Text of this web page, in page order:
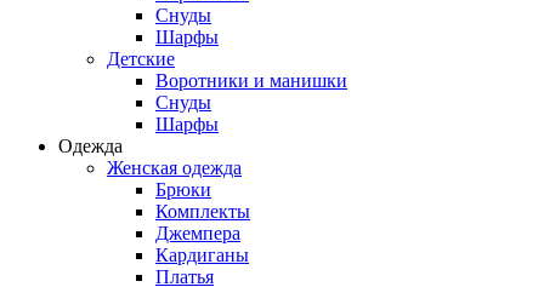
Снуды
Шарфы
Детские
Воротники и манишки
Снуды
Шарфы
Одежда
Женская одежда
Брюки
Комплекты
Джемпера
Кардиганы
Платья